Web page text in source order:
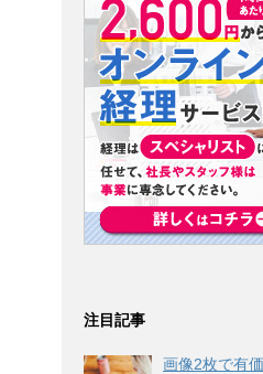
注目記事
画像2枚で有